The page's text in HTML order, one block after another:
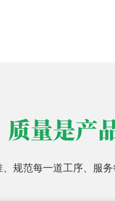
质量是产
、规范每一道工序、服